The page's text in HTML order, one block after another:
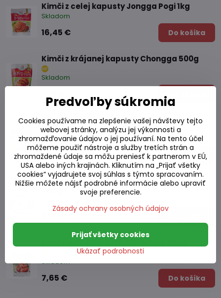
Kimči z celej kapusty Jongga Pogi 1kg
Skladom
16,45 € Do košíka
Kimči z krájanej kapusty Chongga 500g
Skladom
Kimči z krájanej kapusty Chongga 1000g
Skladom
12,45 € Do košíka
Kimči z krájanej kapusty Jongga - fľaša
Kimči reďkovka celá CHONGGA 500g
Skladom
7,65 € Do košíka
Predvoľby súkromia
Cookies používame na zlepšenie vašej návštevy tejto
webovej stránky, analýzu jej výkonnosti a
zhromažďovanie údajov o jej používaní. Na tento účel
môžeme použiť nástroje a služby tretích strán a
zhromaždené údaje sa môžu preniesť k partnerom v EÚ,
USA alebo iných krajinách. Kliknutím na „Prijať všetky
cookies“ vyjadrujete svoj súhlas s týmto spracovaním.
Nižšie môžete nájsť podrobné informácie alebo upraviť
svoje preferencie.
Zásady ochrany osobných údajov
Ukázať podrobnosti
Prijať všetky cookies